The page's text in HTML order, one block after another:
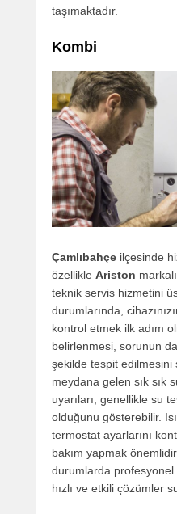
taşımaktadır.
Kombi
Çamlıbahçe ilçesinde
özellikle Ariston markalı
teknik servis hizmetini
durumlarında,
kontrol etmek ilk adım
belirlenmesi, sorunun
şekilde tespit edilmesini
meydana gelen sık sık
uyarıları, genellikle su
olduğunu gösterebilir.
termostat ayarlarını
bakım yapmak
durumlarda
hızlı ve etkili çözümler